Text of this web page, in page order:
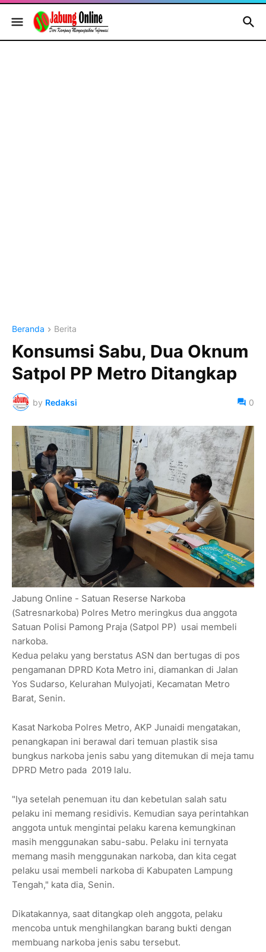
Beranda Berita
Konsumsi Sabu, Dua Oknum
Satpol PP Metro Ditangkap
by Redaksi 0
Jabung Online - Satuan Reserse Narkoba
(Satresnarkoba) Polres Metro meringkus dua anggota
Satuan Polisi Pamong Praja (Satpol PP) usai membeli
narkoba.
Kedua pelaku yang berstatus ASN dan bertugas di pos
pengamanan DPRD Kota Metro ini, diamankan di Jalan
Yos Sudarso, Kelurahan Mulyojati, Kecamatan Metro
Barat, Senin.
Kasat Narkoba Polres Metro, AKP Junaidi mengatakan,
penangkapan ini berawal dari temuan plastik sisa
bungkus narkoba jenis sabu yang ditemukan di meja tamu
DPRD Metro pada 2019 lalu.
"Iya setelah penemuan itu dan kebetulan salah satu
pelaku ini memang residivis. Kemudian saya perintahkan
anggota untuk mengintai pelaku karena kemungkinan
masih menggunakan sabu-sabu. Pelaku ini ternyata
memang masih menggunakan narkoba, dan kita cegat
pelaku usai membeli narkoba di Kabupaten Lampung
Tengah," kata dia, Senin.
Dikatakannya, saat ditangkap oleh anggota, pelaku
mencoba untuk menghilangkan barang bukti dengan
membuang narkoba jenis sabu tersebut.